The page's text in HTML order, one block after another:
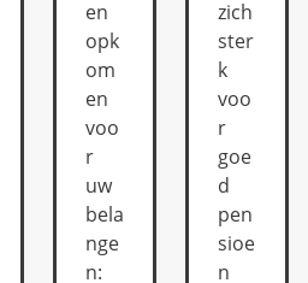
en
opk
om
en
voo
r
uw
bela
nge
n:
zich
ster
k
voo
r
goe
d
pen
sioe
n